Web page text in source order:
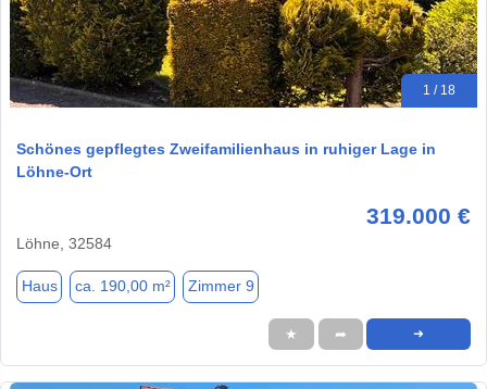
1 / 18
Schönes gepflegtes Zweifamilienhaus in ruhiger Lage in
Löhne-Ort
319.000 €
Löhne, 32584
Haus ca. 190,00 m² Zimmer 9
★ ➦ ➜